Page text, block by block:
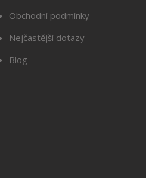
Obchodní podmínky
Nejčastější dotazy
Blog